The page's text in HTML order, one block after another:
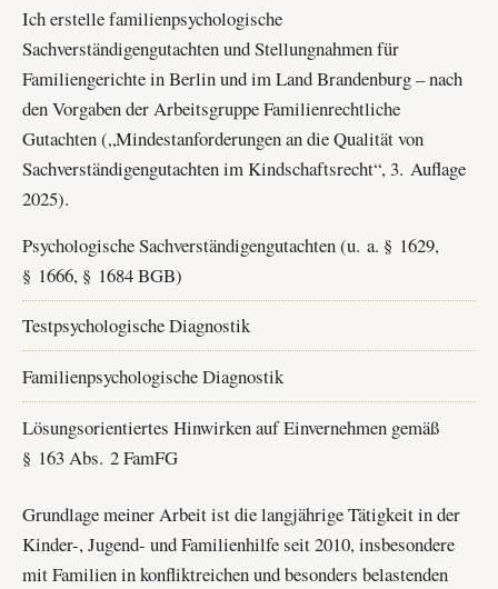
Ich erstelle familienpsychologische
Sachverständigengutachten und Stellungnahmen für
Familiengerichte in Berlin und im Land Brandenburg – nach
den Vorgaben der Arbeitsgruppe Familienrechtliche
Gutachten („Mindestanforderungen an die Qualität von
Sachverständigengutachten im Kindschaftsrecht“, 3. Auflage
2025).
Psychologische Sachverständigengutachten (u. a. § 1629,
§ 1666, § 1684 BGB)
Testpsychologische Diagnostik
Familienpsychologische Diagnostik
Lösungsorientiertes Hinwirken auf Einvernehmen gemäß
§ 163 Abs. 2 FamFG
Grundlage meiner Arbeit ist die langjährige Tätigkeit in der
Kinder-, Jugend- und Familienhilfe seit 2010, insbesondere
mit Familien in konfliktreichen und besonders belastenden